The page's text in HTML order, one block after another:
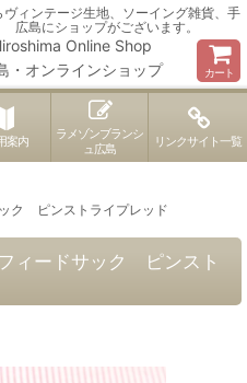
ィンテージ生地、ソーイング雑貨、手
島にショップがございます。
Online Shop
・オンラインショップ
カート
案内
ラメゾンブランシ
ュ広島
リンクサイト一覧
ク ピンストライプレッド
ィードサック ピンスト